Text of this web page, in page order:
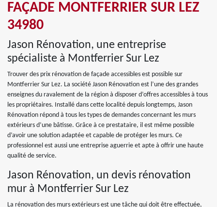
FAÇADE MONTFERRIER SUR LEZ
34980
Jason Rénovation, une entreprise
spécialiste à Montferrier Sur Lez
Trouver des prix rénovation de façade accessibles est possible sur
Montferrier Sur Lez. La société Jason Rénovation est l’une des grandes
enseignes du ravalement de la région à disposer d’offres accessibles à tous
les propriétaires. Installé dans cette localité depuis longtemps, Jason
Rénovation répond à tous les types de demandes concernant les murs
extérieurs d’une bâtisse. Grâce à ce prestataire, il est même possible
d’avoir une solution adaptée et capable de protéger les murs. Ce
professionnel est aussi une entreprise aguerrie et apte à offrir une haute
qualité de service.
Jason Rénovation, un devis rénovation
mur à Montferrier Sur Lez
La rénovation des murs extérieurs est une tâche qui doit être effectuée,